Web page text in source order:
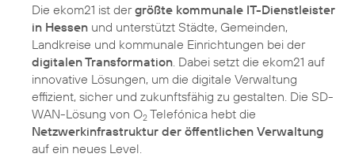
Die ekom21 ist dergrößte kommunale IT-Dienstleister
in Hessen und unterstützt Städte, Gemeinden,
Landkreise und kommunale Einrichtungen bei der
digitalen Transformation . Dabei setzt die ekom21 auf
innovative Lösungen, um die digitale Verwaltung
effizient, sicher und zukunftsfähig zu gestalten. Die SD-
WAN-Lösung von O2 Telefónica hebt die
Netzwerkinfrastruktur der öffentlichen Verwaltung
auf ein neues Level.